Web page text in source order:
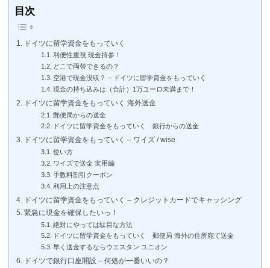
目次
ドイツに留学資金をもっていく
利便性重視 現金持参！
どこで両替できるの？
空港で現金没収？ – ドイツに留学資金をもっていく
現金の持ち込みは（合計）1万ユーロ未満まで！
ドイツに留学資金をもっていく 海外送金
郵便局からの送金
ドイツに留学資金をもっていく 銀行からの送金
ドイツに留学資金をもっていく – ワイズ / wise
使い方
ワイズで送金 実用編
手数料割引クーポン
利用上の注意点
ドイツに留学資金をもっていく – クレジットカードでキャッシング
緊急に現金を確保したいっ！
絶対にやっては駄目な方法
ドイツに留学資金をもっていく 郵便局 海外の住所宛て送金
早く送金するならウエスタン ユニオン
ドイツで銀行口座開設 – 何処が一番いいの？